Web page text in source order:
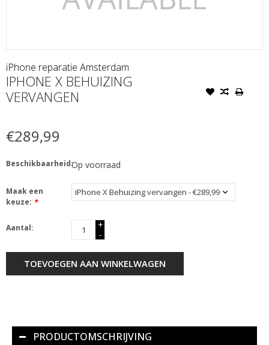
iPhone reparatie Amsterdam
IPHONE X BEHUIZING
VERVANGEN
€289,99
Beschikbaarheid:Op voorraad
Maak een
keuze: *
Aantal:
+
-
TOEVOEGEN AAN WINKELWAGEN
PRODUCTOMSCHRIJVING